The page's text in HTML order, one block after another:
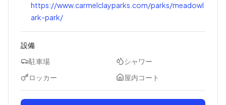
https://www.carmelclayparks.com/parks/meadowl
ark-park/
設備
駐車場
シャワー
ロッカー
屋内コート